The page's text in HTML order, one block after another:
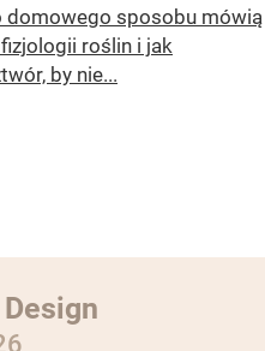
sposobu mówią
roślin i jak
by nie...